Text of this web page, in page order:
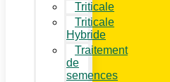
Triticale
Triticale
Hybride
Traitement
de
semences